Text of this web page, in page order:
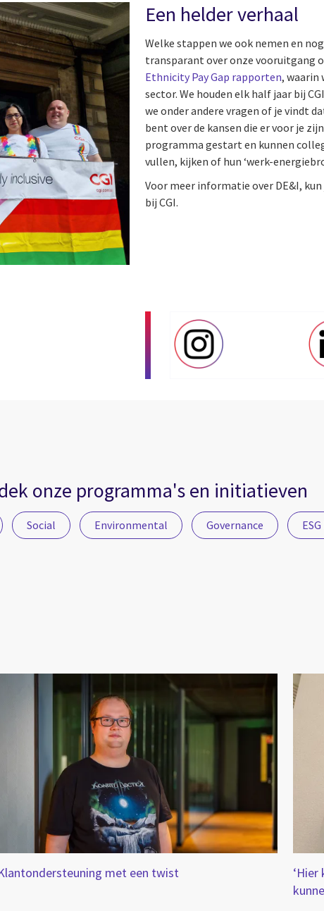
Een helder verhaal
Welke stappen we ook nemen en
transparant over onze vooruitgang
Ethnicity Pay Gap rapporten, waarin
sector. We houden elk half jaar bij
we onder andere vragen of je vindt
bent over de kansen die er voor je
programma gestart en kunnen
vullen, kijken of hun ‘werk-
Voor meer informatie over DE&I,
bij CGI.
onze programma's en initiatieven
Social Environmental Governance
met een twist